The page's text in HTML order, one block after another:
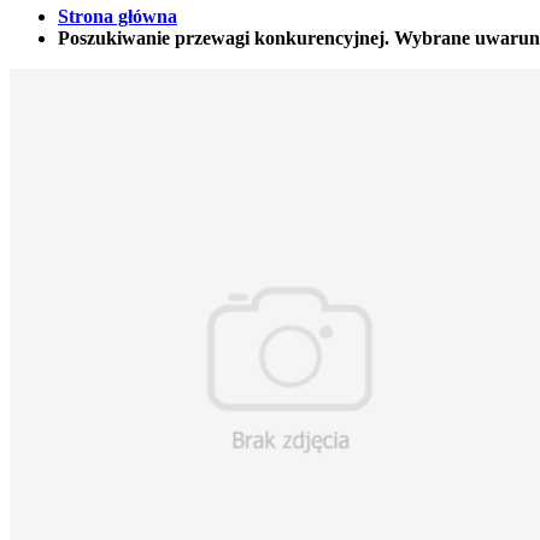
Strona główna
Poszukiwanie przewagi konkurencyjnej. Wybrane